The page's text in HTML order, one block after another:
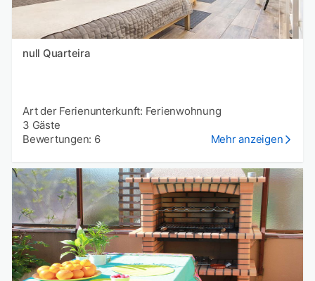
null Quarteira
Art der Ferienunterkunft: Ferienwohnung
3 Gäste
Bewertungen: 6
Mehr anzeigen